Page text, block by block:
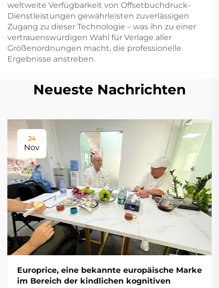
weltweite Verfügbarkeit von Offsetbuchdruck-
Dienstleistungen gewährleisten zuverlässigen
Zugang zu dieser Technologie – was ihn zu einer
vertrauenswürdigen Wahl für Verlage aller
Größenordnungen macht, die professionelle
Ergebnisse anstreben.
Neueste Nachrichten
24
Nov
Europrice, eine bekannte europäische Marke
im Bereich der kindlichen kognitiven